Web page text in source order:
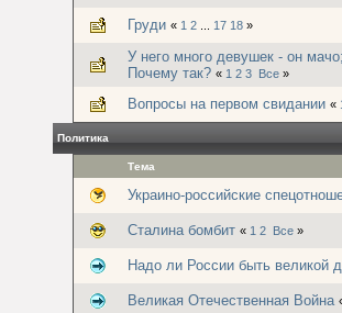
Груди « 1 2 17 18 »
У него много девушек - он
Почему так? « 1 2 3 Все »
Вопросы на первом свидании «
Политика
Тема
Украино-российские
Сталина бомбит « 1 2 Все »
Надо ли России быть великой
Великая Отечественная Война